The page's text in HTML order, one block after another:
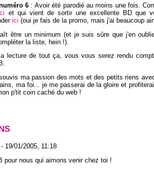
6 : Avoir été parodié au moins une fois.
et qui vient de sortir une excellente BD que
ici (oui je fais de la promo, mais j'ai beaucoup
être un minimum (et je suis sûre que j'en
la liste, hein !).
lecture de tout ça, vous vous serez rendu
ma passion des mots et des petits riens
ma foi... je me passerai de la gloire et
p'tit coin caché du web !
- 19/01/2005, 11:18
pour nous qui aimons venir chez toi !